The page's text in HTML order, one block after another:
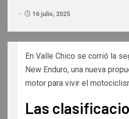
16 julio, 2025
En Valle Chico se corrió la
New Enduro, una nueva
motor para vivir el
Las